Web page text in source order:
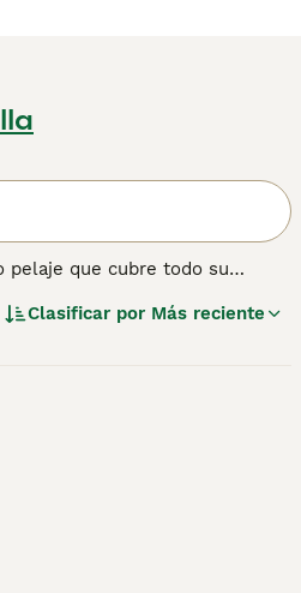
pelaje que cubre todo su
el entorno doméstico y
Clasificar por Más reciente